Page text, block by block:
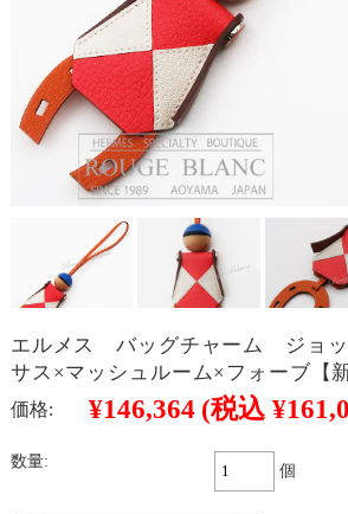
エルメス バッグチャーム ジョ
サス×マッシュルーム×フォーブ【新
価格: ¥146,364 (税込
数量:
個